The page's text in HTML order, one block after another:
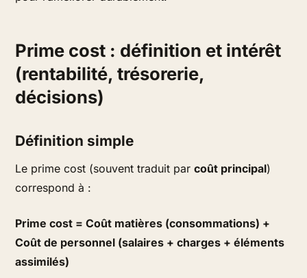
Prime cost : définition et intérêt
(rentabilité, trésorerie,
décisions)
Définition simple
Le prime cost (souvent traduit parcoût principal)
correspond à :
Prime cost = Coût matières (consommations) +
Coût de personnel (salaires + charges + éléments
assimilés)